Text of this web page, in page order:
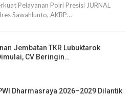
Pelayanan Polri Presisi JURNAL
Sawahlunto, AKBP…
Jembatan TKR Lubuktarok
CV Beringin…
Dharmasraya 2026–2029 Dilantik